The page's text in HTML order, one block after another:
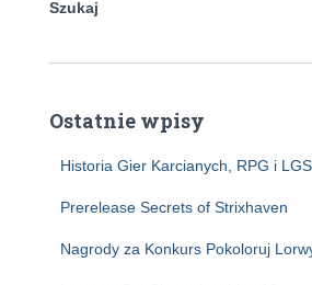
Szukaj
Ostatnie wpisy
Historia Gier Karcianych, RPG i
Prerelease Secrets of Strixhaven
Nagrody za Konkurs Pokoloruj